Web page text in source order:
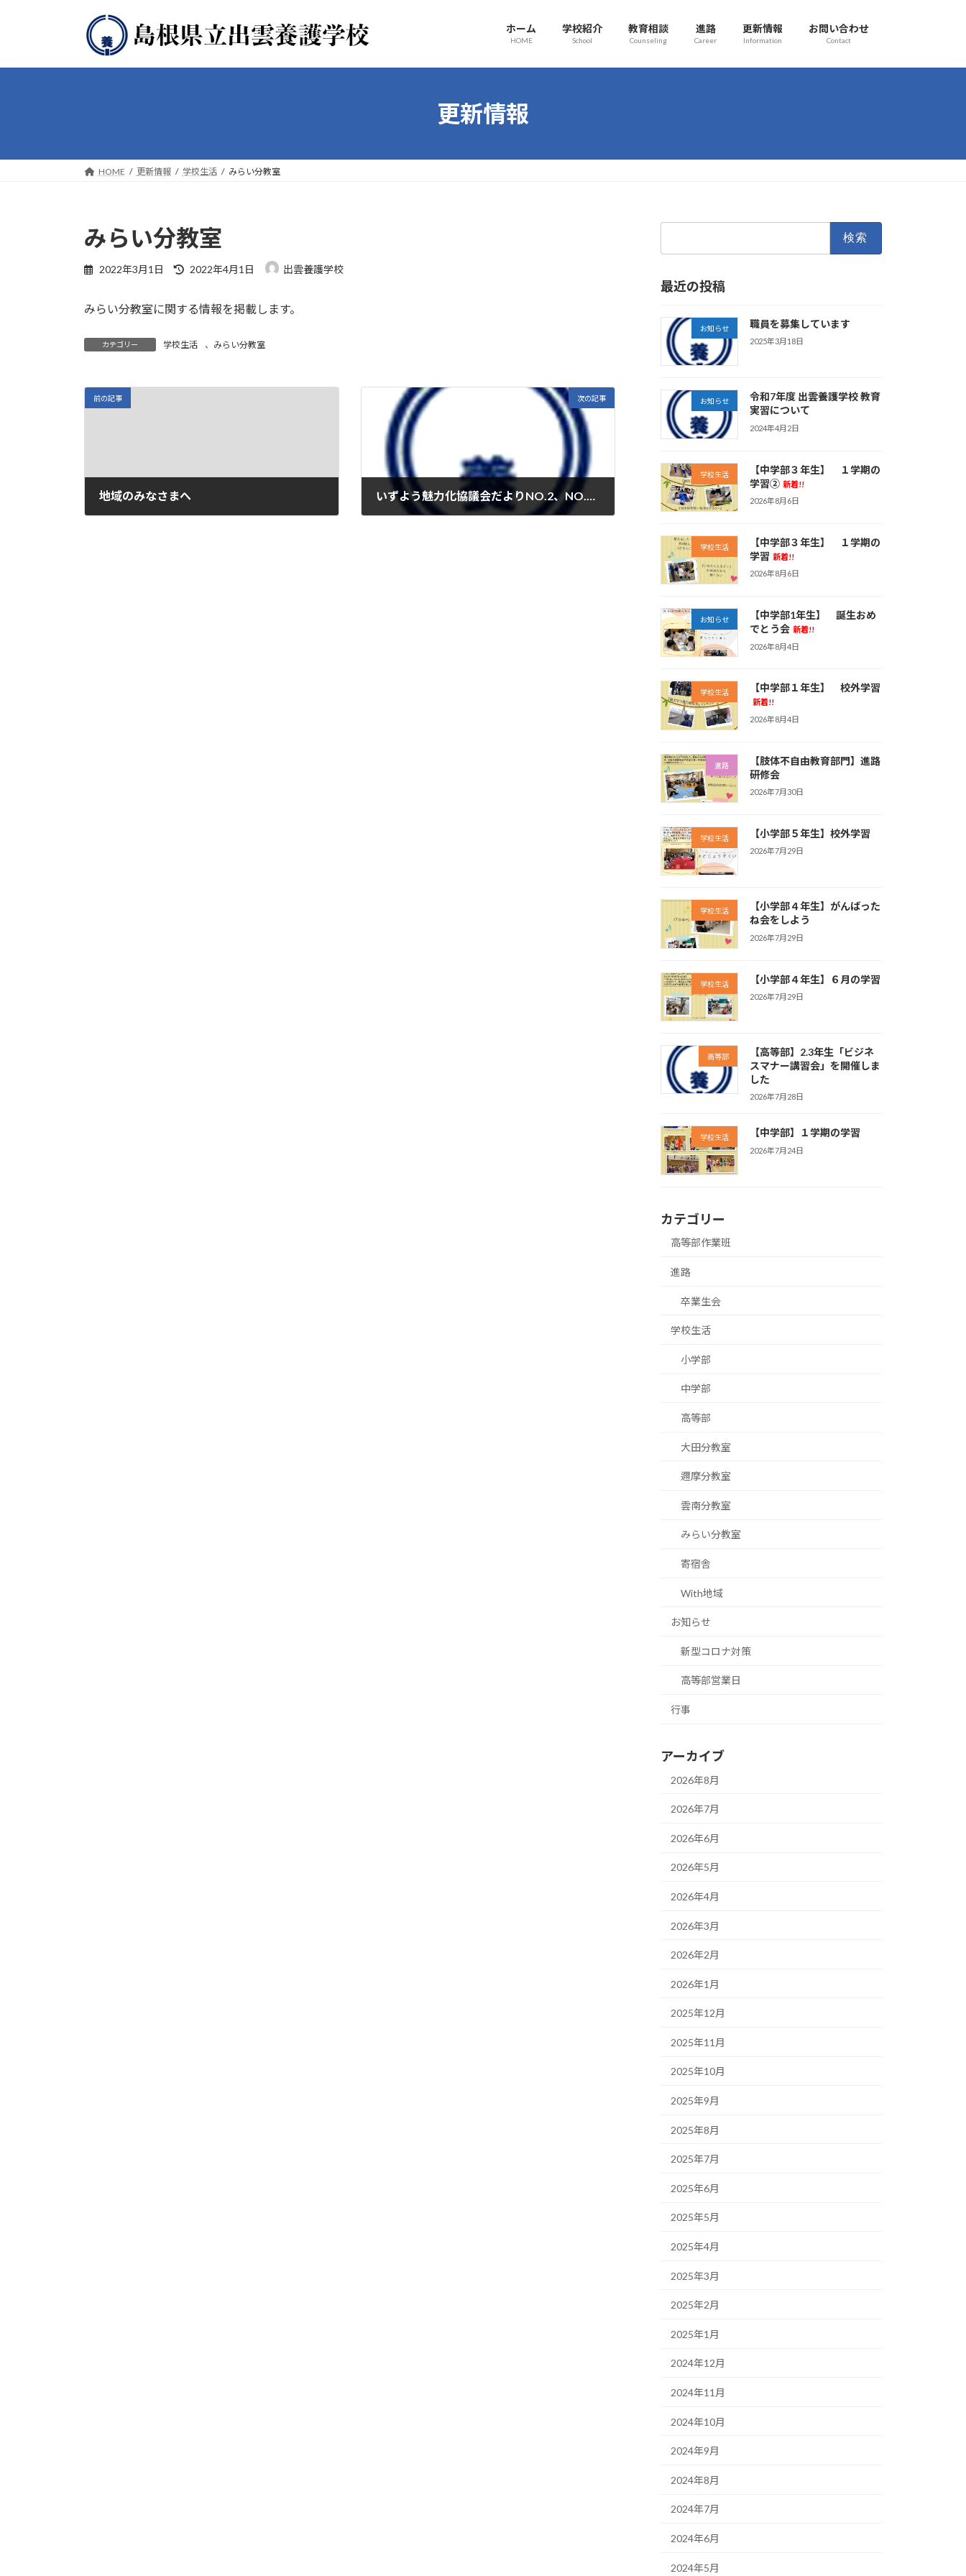
プ
動
ホーム
HOME
学校紹介
School
教育相談
Counseling
進路
Career
更新情報
Information
お問い合わせ
Contact
更新情報
HOME 更新情報 学校生活 みらい分教室
みらい分教室
2022年3月1日
最
新
時
:
2022年4月1日 出雲養護学校
みらい分教室に関する情報を掲載します。
カテゴリー 学校生活 、 みらい分教室
前の記事
地域のみなさまへ
次の記事
いずよう魅力化協議会だよりNO.2、NO.3を発行しました。
最近の投稿
お知らせ 職員を募集しています
2025年3月18日
お知らせ
令和7年度 出雲養護学校 教育
実習について
2024年4月2日
学校生活
【中学部３年生】 １学期の
学習② 新着!!
2026年8月6日
学校生活
【中学部３年生】 １学期の
学習 新着!!
2026年8月6日
お知らせ
【中学部1年生】 誕生おめ
でとう会 新着!!
2026年8月4日
学校生活 【中学部１年生】 校外学習
新着!!
2026年8月4日
進路
【肢体不自由教育部門】進路
研修会
2026年7月30日
学校生活 【小学部５年生】校外学習
2026年7月29日
学校生活
【小学部４年生】がんばった
ね会をしよう
2026年7月29日
学校生活 【小学部４年生】６月の学習
2026年7月29日
高等部
【高等部】2.3年生「ビジネ
スマナー講習会」を開催しま
した
2026年7月28日
学校生活 【中学部】１学期の学習
2026年7月24日
カテゴリー
高等部作業班
進路
卒業生会
学校生活
小学部
中学部
高等部
大田分教室
邇摩分教室
雲南分教室
みらい分教室
寄宿舎
With地域
お知らせ
新型コロナ対策
高等部営業日
行事
アーカイブ
2026年8月
2026年7月
2026年6月
2026年5月
2026年4月
2026年3月
2026年2月
2026年1月
2025年12月
2025年11月
2025年10月
2025年9月
2025年8月
2025年7月
2025年6月
2025年5月
2025年4月
2025年3月
2025年2月
2025年1月
2024年12月
2024年11月
2024年10月
2024年9月
2024年8月
2024年7月
2024年6月
2024年5月